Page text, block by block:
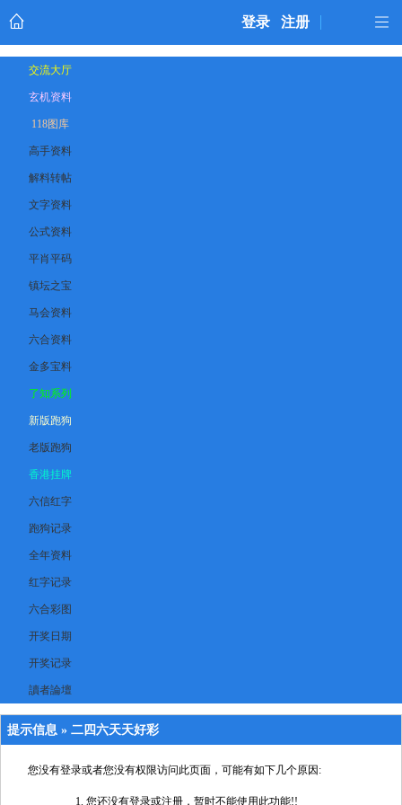
登录 注册
交流大厅
玄机资料
118图库
高手资料
解料转帖
文字资料
公式资料
平肖平码
镇坛之宝
马会资料
六合资料
金多宝料
了知系列
新版跑狗
老版跑狗
香港挂牌
六信红字
跑狗记录
全年资料
红字记录
六合彩图
开奖日期
开奖记录
讀者論壇
提示信息 » 二四六天天好彩
您没有登录或者您没有权限访问此页面，可能有如下几个原因:
您还没有登录或注册，暂时不能使用此功能!!